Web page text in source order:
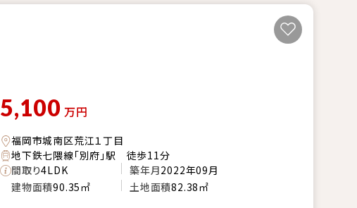
5,100 万円
福岡市城南区荒江１丁目
地下鉄七隈線「別府」駅 徒歩11分
間取り4LDK 築年月2022年09月
建物面積90.35㎡ 土地面積82.38㎡